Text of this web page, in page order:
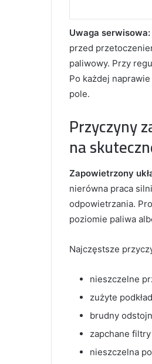
Uwaga serwisowa:
przed
paliwowy. Przy
Po każdej
pole.
Przyczyny
na
Zapowietrzony
nierówna praca
odpowietrzania.
poziomie paliwa
Najczęstsze
nieszczelne
zużyte
brudny
zapchane
nieszczelna